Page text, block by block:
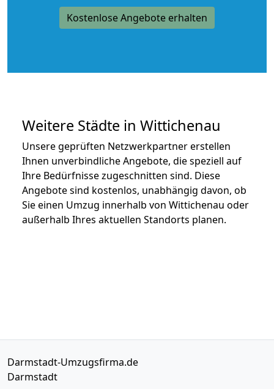
Kostenlose Angebote erhalten
Weitere Städte in Wittichenau
Unsere geprüften Netzwerkpartner erstellen
Ihnen unverbindliche Angebote, die speziell auf
Ihre Bedürfnisse zugeschnitten sind. Diese
Angebote sind kostenlos, unabhängig davon, ob
Sie einen Umzug innerhalb von Wittichenau oder
außerhalb Ihres aktuellen Standorts planen.
Darmstadt-Umzugsfirma.de
Darmstadt